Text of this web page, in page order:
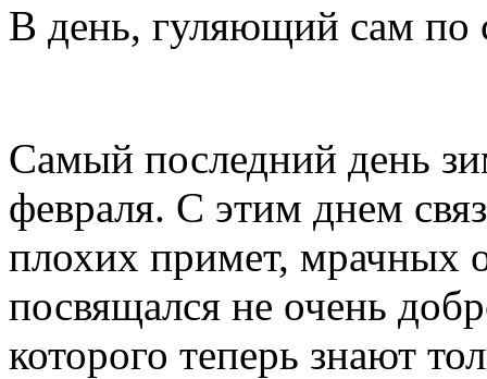
В день, гуляющий сам по
Самый последний день
февраля. С этим днем
плохих примет, мрачных
посвящался не очень
которого теперь знают